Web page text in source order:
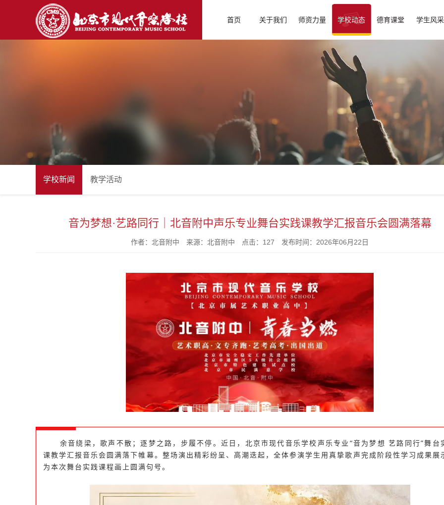
首页 关于我们 师资力量 学校动态 德育课堂 学生风采
学校新闻 教学活动
音为梦想·艺路同行｜北音附中声乐专业舞台实践课教学汇报音乐会圆满落幕
作者：北音附中 来源：北音附中 点击：127 发布时间：2026年06月22日
余音绕梁，歌声不散；逐梦之路，步履不停。近日，北京市现代音乐学校 声乐专业 “音为梦想 艺路同行”舞台
课教学汇报音乐会圆满落下帷幕。整场演出精彩纷呈、高潮迭起，全体参演学生用真挚歌声完成阶段性学习成果展
为本次舞台实践课程画上圆满句号。